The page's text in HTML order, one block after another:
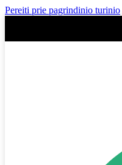
Pereiti prie pagrindinio turinio